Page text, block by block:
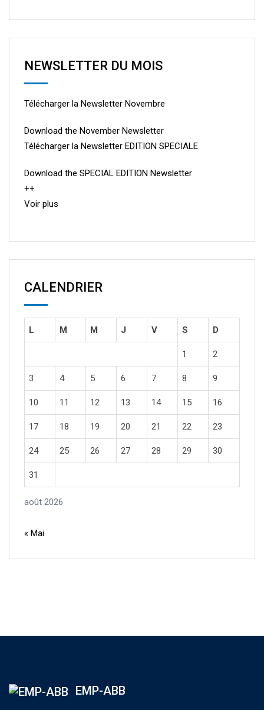
NEWSLETTER DU MOIS
Télécharger la Newsletter Novembre
Download the November Newsletter
Télécharger la Newsletter EDITION SPECIALE
Download the SPECIAL EDITION Newsletter
++
Voir plus
CALENDRIER
août 2026
L M M J V S D
1 2
3 4 5 6 7 8 9
10 11 12 13 14 15 16
17 18 19 20 21 22 23
24 25 26 27 28 29 30
31
« Mai
EMP-ABB